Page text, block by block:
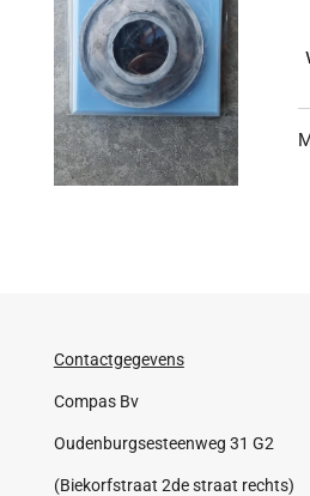
Contactgegevens
Compas Bv
Oudenburgsesteenweg 31 G2
(Biekorfstraat 2de straat rechts)